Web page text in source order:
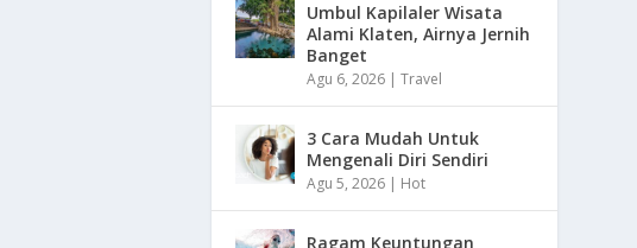
Umbul Kapilaler Wisata
Alami Klaten, Airnya Jernih
Banget
Agu 6, 2026 |Travel
3 Cara Mudah Untuk
Mengenali Diri Sendiri
Agu 5, 2026 | Hot
Ragam Keuntungan